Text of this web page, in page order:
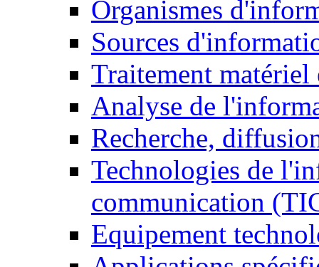
Organismes
Sources
Traitement matériel
Analyse de
Recherche,
Technologies de
communication
Equipement